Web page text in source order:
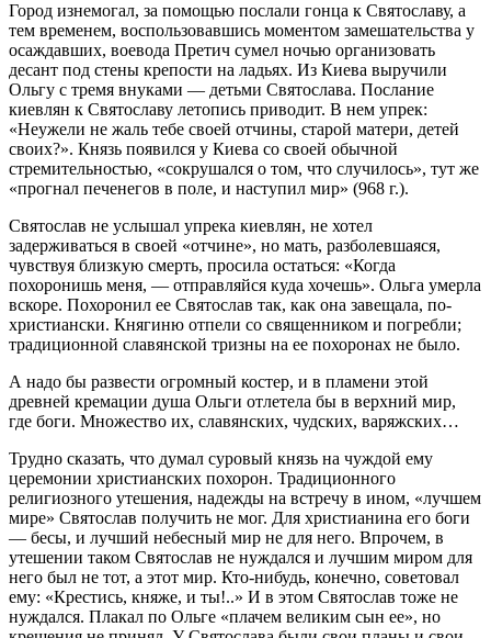
Город изнемогал, за помощью послали гонца к Святославу, а
тем временем, воспользовавшись моментом замешательства у
осаждавших, воевода Претич сумел ночью организовать
десант под стены крепости на ладьях. Из Киева выручили
Ольгу с тремя внуками — детьми Святослава. Послание
киевлян к Святославу летопись приводит. В нем упрек:
«Неужели не жаль тебе своей отчины, старой матери, детей
своих?». Князь появился у Киева со своей обычной
стремительностью, «сокрушался о том, что случилось», тут же
«прогнал печенегов в поле, и наступил мир» (968 г.).
Святослав не услышал упрека киевлян, не хотел
задерживаться в своей «отчине», но мать, разболевшаяся,
чувствуя близкую смерть, просила остаться: «Когда
похоронишь меня, — отправляйся куда хочешь». Ольга умерла
вскоре. Похоронил ее Святослав так, как она завещала, по-
христиански. Княгиню отпели со священником и погребли;
традиционной славянской тризны на ее похоронах не было.
А надо бы развести огромный костер, и в пламени этой
древней кремации душа Ольги отлетела бы в верхний мир,
где боги. Множество их, славянских, чудских, варяжских…
Трудно сказать, что думал суровый князь на чуждой ему
церемонии христианских похорон. Традиционного
религиозного утешения, надежды на встречу в ином, «лучшем
мире» Святослав получить не мог. Для христианина его боги
— бесы, и лучший небесный мир не для него. Впрочем, в
утешении таком Святослав не нуждался и лучшим миром для
него был не тот, а этот мир. Кто-нибудь, конечно, советовал
ему: «Крестись, княже, и ты!..» И в этом Святослав тоже не
нуждался. Плакал по Ольге «плачем великим сын ее», но